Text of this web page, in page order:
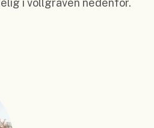
i vollgraven nedenfor.